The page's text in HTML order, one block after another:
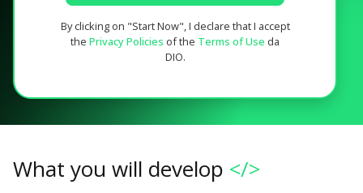
By clicking on "Start Now", I declare that I accept
the Privacy Policies of the Terms of Use da
DIO.
What you will develop </>